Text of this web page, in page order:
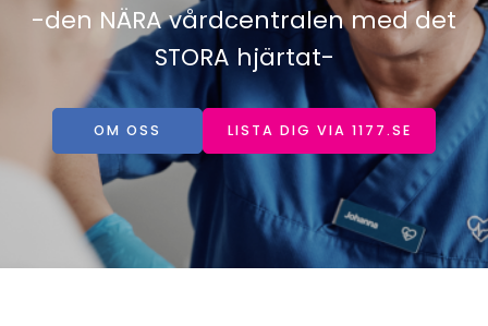
-den NÄRA vårdcentralen med det
STORA hjärtat-
OM OSS LISTA DIG VIA 1177.SE